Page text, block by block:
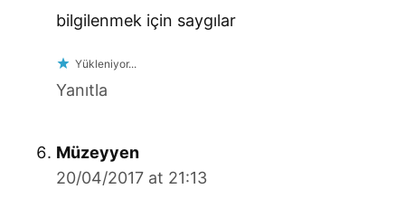
bilgilenmek için saygılar
Yükleniyor...
Yanıtla
Müzeyyensays:
20/04/2017 at 21:13